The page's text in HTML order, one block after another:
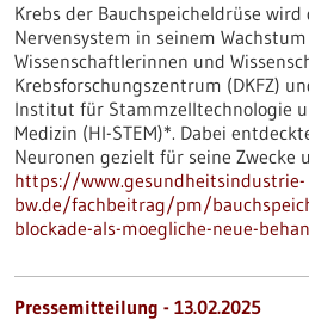
Krebs der Bauchspeicheldrüse
Nervensystem in seinem
Wissenschaftlerinnen und
Krebsforschungszentrum (DKFZ)
Institut für Stammzelltechnologie
Medizin (HI-STEM)*. Dabei
Neuronen gezielt für seine Zwecke
https://www.gesundheitsindustrie-
bw.de/fachbeitrag/pm/
blockade-als-moegliche-neue-
Pressemitteilung - 13.02.2025